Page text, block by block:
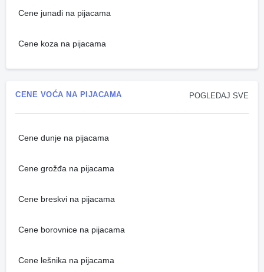
Cene junadi na pijacama
Cene koza na pijacama
POGLEDAJ SVE
CENE VOĆA NA PIJACAMA
Cene dunje na pijacama
Cene grožđa na pijacama
Cene breskvi na pijacama
Cene borovnice na pijacama
Cene lešnika na pijacama